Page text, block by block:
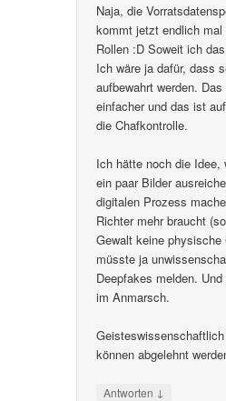
Naja, die
kommt jetzt endlich
Rollen :D Soweit ich
Ich wäre ja dafür, dass
aufbewahrt werden.
einfacher und das ist
die Chafkontrolle.
Ich hätte noch die Idee,
ein paar Bilder
digitalen Prozess
Richter mehr braucht
Gewalt keine
müsste ja
Deepfakes melden.
im Anmarsch.
können abgelehnt
Antworten ↓